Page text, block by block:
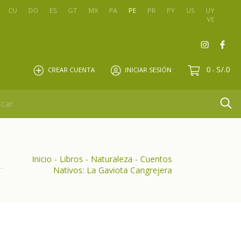
CU DO ES GT MX PA PE PR PY US
UY
VE
CREAR CUENTA INICIAR SESIÓN 0 - S/.0
Inicio - Libros - Naturaleza - Cuentos
Nativos: La Gaviota Cangrejera